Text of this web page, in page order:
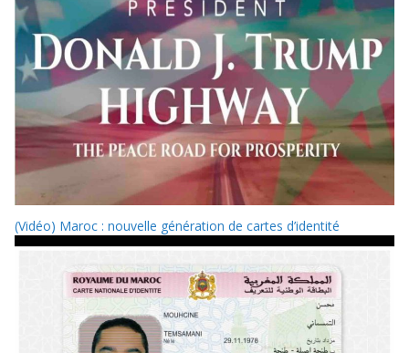
(Vidéo) Maroc : nouvelle génération de cartes d’identité